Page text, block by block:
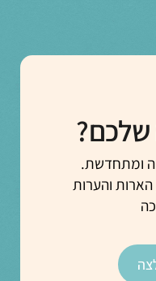
ומתחדשת.
והערות